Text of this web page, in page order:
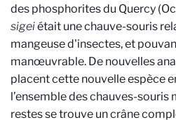
des phosphorites du Quercy
sigeiétait une chauve-souris
mangeuse d'insectes, et
manœuvrable. De nouvelles
placent cette nouvelle espèce
l’ensemble des chauves-souris
restes se trouve un crâne